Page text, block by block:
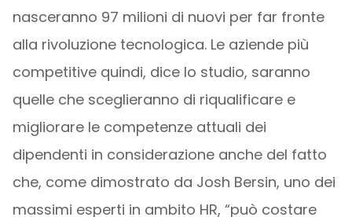
nasceranno 97 milioni di nuovi per far fronte
alla rivoluzione tecnologica. Le aziende più
competitive quindi, dice lo studio, saranno
quelle che sceglieranno di riqualificare e
migliorare le competenze attuali dei
dipendenti in considerazione anche del fatto
che, come dimostrato da Josh Bersin, uno dei
massimi esperti in ambito HR, “può costare